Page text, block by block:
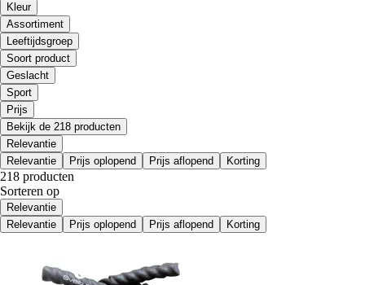
Kleur
Assortiment
Leeftijdsgroep
Soort product
Geslacht
Sport
Prijs
Bekijk de 218 producten
Relevantie
Relevantie
Prijs oplopend Prijs aflopend Korting
218 producten
Sorteren op
Relevantie
Relevantie
Prijs oplopend Prijs aflopend Korting